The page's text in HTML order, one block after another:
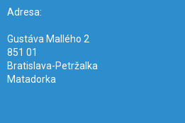
Adresa:
Gustáva Mallého 2
851 01
Bratislava-Petržalka
Matadorka